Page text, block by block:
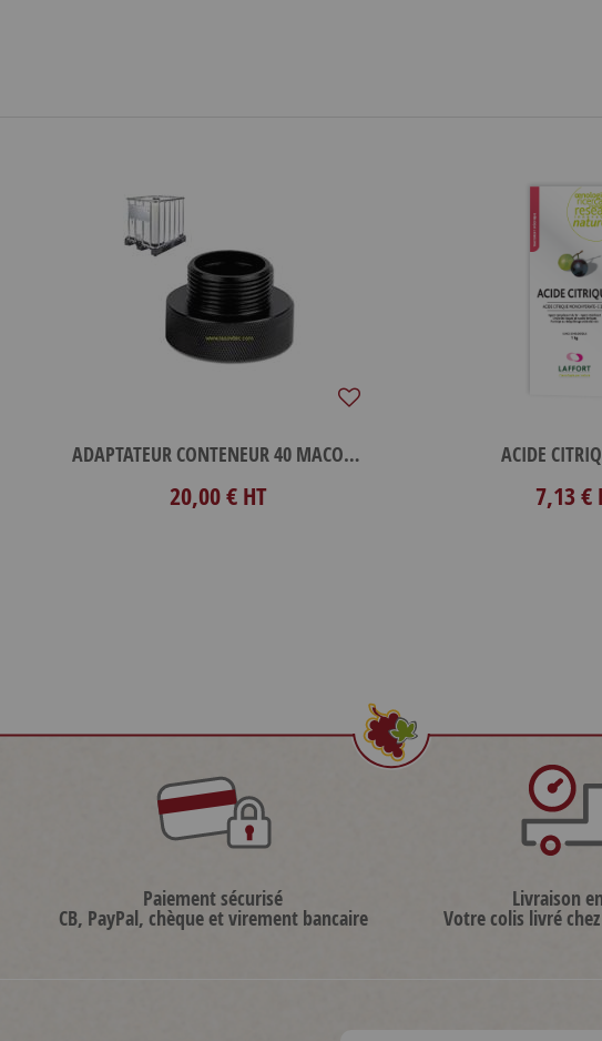
ADAPTATEUR CONTENEUR 40 MACON PLAST
20,00 € HT
ACIDE
7,13 €
Paiement sécurisé
CB, PayPal, chèque et virement bancaire
Livraison
Votre colis livré